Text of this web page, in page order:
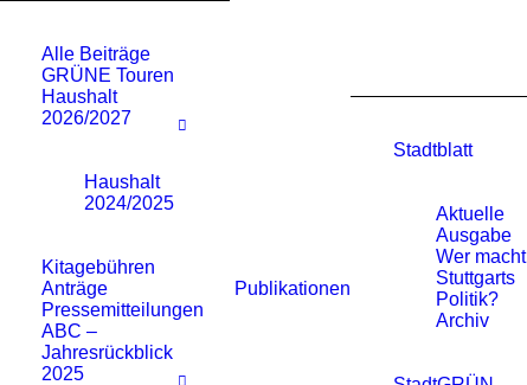
Alle Beiträge
GRÜNE Touren
Haushalt
2026/2027
Haushalt
2024/2025
Kitagebühren
Anträge
Pressemitteilungen
ABC –
Jahresrückblick
2025
Publikationen
Stadtblatt
Aktuelle
Ausgabe
Wer macht
Stuttgarts
Politik?
Archiv